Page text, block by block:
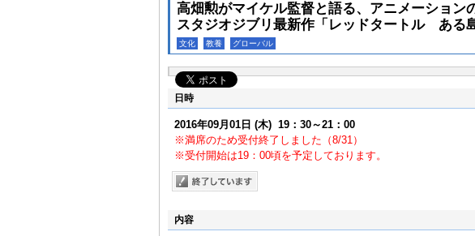
高畑勲がマイケル監督と語る、アニメーション
スタジオジブリ最新作「レッドタートル ある
文化 教養 グローバル
日時
2016年09月01日 (木) 19：30～21：00
※満席のため受付終了しました（8/31）
※受付開始は19：00頃を予定しております。
内容